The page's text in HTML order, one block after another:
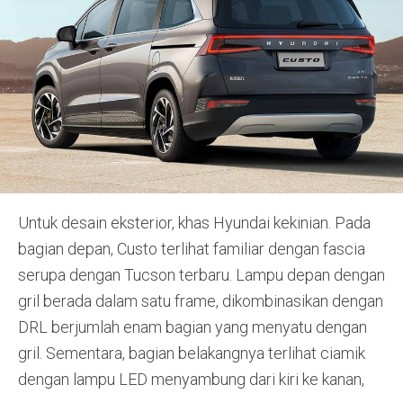
Untuk desain eksterior, khas Hyundai kekinian. Pada
bagian depan, Custo terlihat familiar dengan fascia
serupa dengan Tucson terbaru. Lampu depan dengan
gril berada dalam satu frame, dikombinasikan dengan
DRL berjumlah enam bagian yang menyatu dengan
gril. Sementara, bagian belakangnya terlihat ciamik
dengan lampu LED menyambung dari kiri ke kanan,